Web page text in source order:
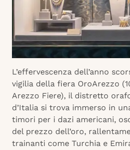
L’effervescenza dell’anno
vigilia della fiera OroArezzo
Arezzo Fiere), il distretto
d’Italia si trova immerso in
timori per i dazi americani,
del prezzo dell’oro,
trainanti come Turchia e